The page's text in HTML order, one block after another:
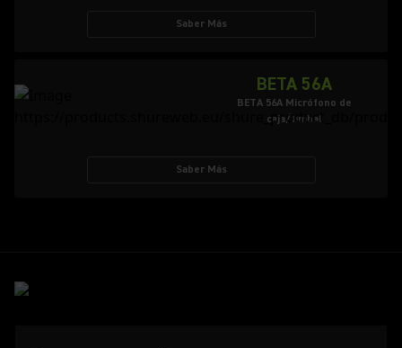
Saber Más
BETA 56A
BETA 56A Micrófono de
caja/timbal
Saber Más